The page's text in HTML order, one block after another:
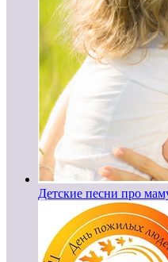
Детские песни про